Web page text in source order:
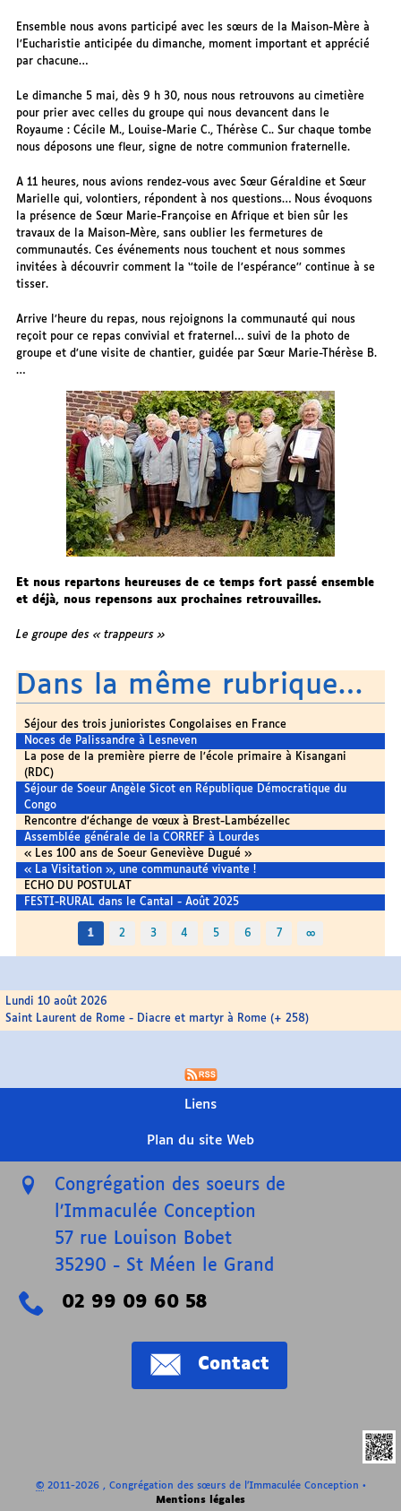
Ensemble nous avons participé avec les sœurs de la Maison-Mère à
l’Eucharistie anticipée du dimanche, moment important et apprécié
par chacune…
Le dimanche 5 mai, dès 9 h 30, nous nous retrouvons au cimetière
pour prier avec celles du groupe qui nous devancent dans le
Royaume : Cécile M., Louise-Marie C., Thérèse C.. Sur chaque tombe
nous déposons une fleur, signe de notre communion fraternelle.
A 11 heures, nous avions rendez-vous avec Sœur Géraldine et Sœur
Marielle qui, volontiers, répondent à nos questions… Nous évoquons
la présence de Sœur Marie-Françoise en Afrique et bien sûr les
travaux de la Maison-Mère, sans oublier les fermetures de
communautés. Ces événements nous touchent et nous sommes
invitées à découvrir comment la ‘’toile de l’espérance’’ continue à se
tisser.
Arrive l’heure du repas, nous rejoignons la communauté qui nous
reçoit pour ce repas convivial et fraternel… suivi de la photo de
groupe et d’une visite de chantier, guidée par Sœur Marie-Thérèse B.
…
Et nous repartons heureuses de ce temps fort passé ensemble
et déjà, nous repensons aux prochaines retrouvailles.
Le groupe des « trappeurs »
Dans la même rubrique…
Séjour des trois junioristes Congolaises en France
Noces de Palissandre à Lesneven
La pose de la première pierre de l’école primaire à Kisangani
(RDC)
Séjour de Soeur Angèle Sicot en République Démocratique du
Congo
Rencontre d’échange de vœux à Brest-Lambézellec
Assemblée générale de la CORREF à Lourdes
« Les 100 ans de Soeur Geneviève Dugué »
« La Visitation », une communauté vivante !
ECHO DU POSTULAT
FESTI-RURAL dans le Cantal - Août 2025
1 2 3 4 5 6 7 ∞
Lundi 10 août 2026
Saint Laurent de Rome - Diacre et martyr à Rome (+ 258)
Liens
Plan du site Web
Congrégation des soeurs de
l’Immaculée Conception
57 rue Louison Bobet
35290 - St Méen le Grand
02 99 09 60 58
Contact
©2011-2026 , Congrégation des sœurs de l’Immaculée Conception •
Mentions légales